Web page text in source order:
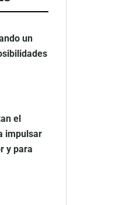
un
el
impulsar
y para